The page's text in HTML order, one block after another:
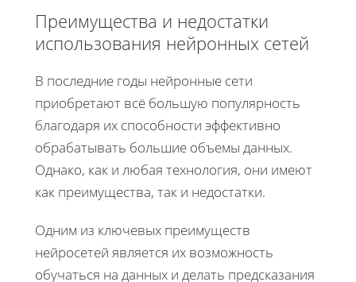
Преимущества и недостатки
использования нейронных сетей
В последние годы нейронные сети
приобретают всё большую популярность
благодаря их способности эффективно
обрабатывать большие объемы данных.
Однако, как и любая технология, они имеют
как преимущества, так и недостатки.
Одним из ключевых преимуществ
нейросетей является их возможность
обучаться на данных и делать предсказания